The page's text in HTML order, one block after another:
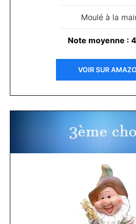
Moulé à la
Note moyenne :
VOIR SUR